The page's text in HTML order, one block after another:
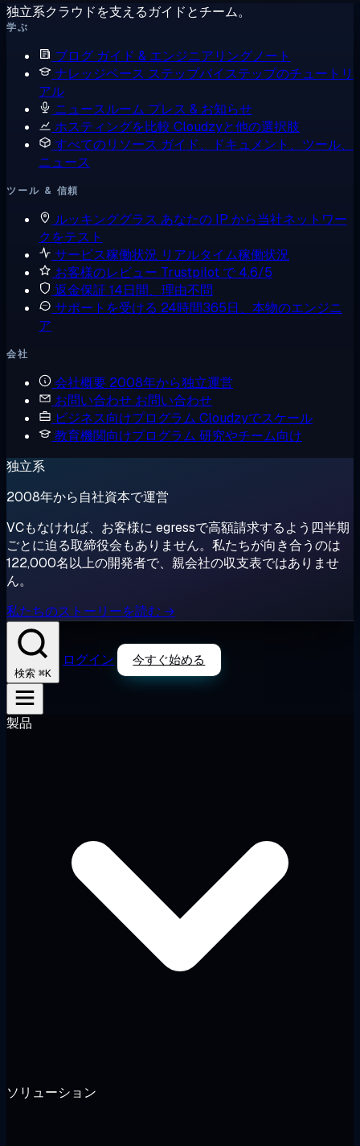
独立系クラウドを支えるガイドとチーム。
学ぶ
ブログ ガイド & エンジニアリングノート
ナレッジベース ステップバイステップのチュートリ
アル
ニュースルーム プレス & お知らせ
ホスティングを比較 Cloudzyと他の選択肢
すべてのリソース ガイド、ドキュメント、ツール、
ニュース
ツール & 信頼
ルッキンググラス あなたの IP から当社ネットワー
クをテスト
サービス稼働状況 リアルタイム稼働状況
お客様のレビュー Trustpilot で 4.6/5
返金保証 14日間、理由不問
サポートを受ける 24時間365日、本物のエンジニ
ア
会社
会社概要 2008年から独立運営
お問い合わせ お問い合わせ
ビジネス向けプログラム Cloudzyでスケール
教育機関向けプログラム 研究やチーム向け
独立系
2008年から自社資本で運営
VCもなければ、お客様に egressで高額請求するよう四半期
ごとに迫る取締役会もありません。私たちが向き合うのは
122,000名以上の開発者で、親会社の収支表ではありませ
ん。
私たちのストーリーを読む →
検索 ⌘K
ログイン 今すぐ始める
製品
ソリューション